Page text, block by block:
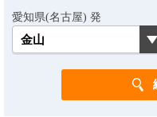
愛知県(名古屋) 発